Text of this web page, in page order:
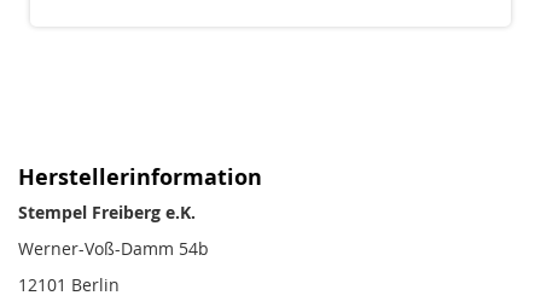
Herstellerinformation
Stempel Freiberg e.K.
Werner-Voß-Damm 54b
12101 Berlin